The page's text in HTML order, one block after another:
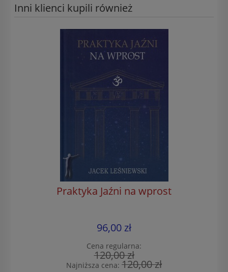
Inni klienci kupili również
Praktyka Jaźni na wprost
96,00 zł
Cena regularna:
120,00 zł
Najniższa cena: 120,00 zł